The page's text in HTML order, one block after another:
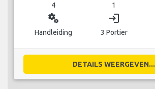
4 1
miscellaneous_services
Handleiding
login
3 Portier
DETAILS WEERGEVEN...